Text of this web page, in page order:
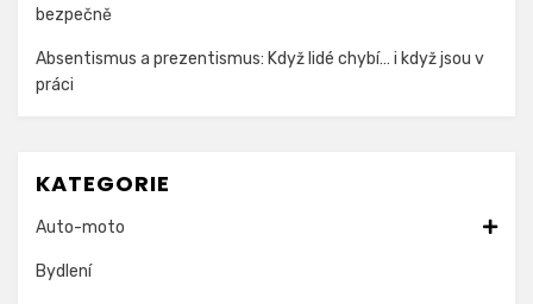
bezpečně
Absentismus a prezentismus: Když lidé chybí… i když jsou v
práci
KATEGORIE
Auto-moto
Bydlení